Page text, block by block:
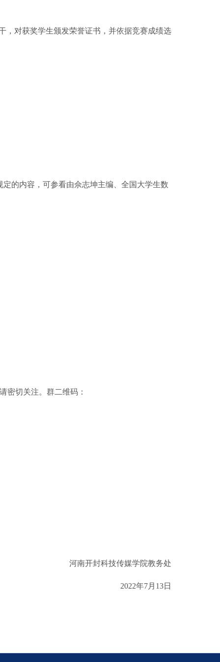
对获奖学生颁发荣誉证书，并依据竞赛成绩选
的内容，可参看由佘志坤主编、全国大学生数
切关注。群二维码：
河南开封科技传媒学院教务处
2022年7月13日